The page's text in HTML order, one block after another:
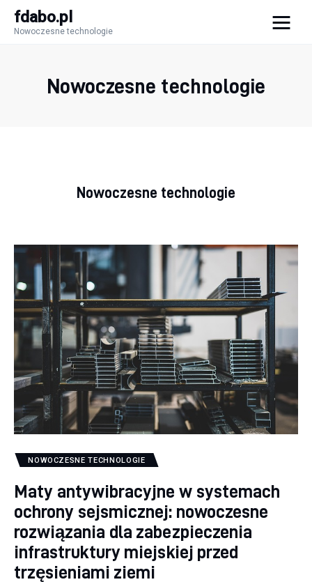
fdabo.pl
Nowoczesne technologie
Nowoczesne technologie
fdabo.pl
Porady
Nowoczesne technologie
NOWOCZESNE TECHNOLOGIE
Maty antywibracyjne w systemach
ochrony sejsmicznej: nowoczesne
rozwiązania dla zabezpieczenia
infrastruktury miejskiej przed
trzęsieniami ziemi